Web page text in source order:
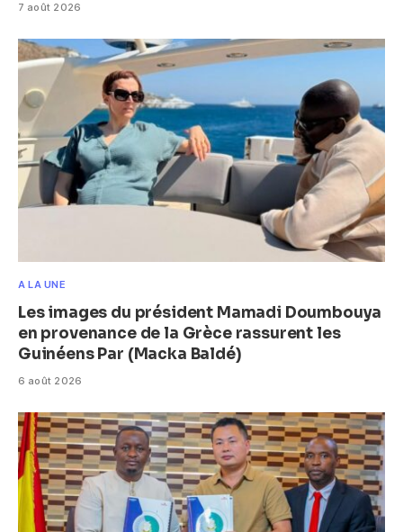
7 août 2026
A LA UNE
Les images du président Mamadi Doumbouya
en provenance de la Grèce rassurent les
Guinéens Par (Macka Baldé)
6 août 2026